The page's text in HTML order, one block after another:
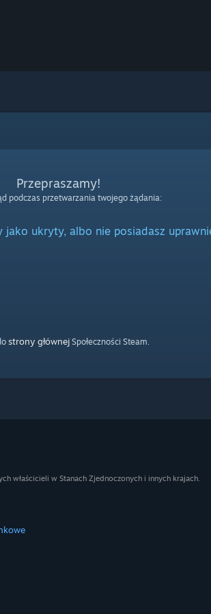
Przepraszamy!
podczas przetwarzania twojego żądania:
ukryty, albo nie posiadasz
strony głównejSpołeczności Steam.
właścicieli w Stanach Zjednoczonych i innych krajach.